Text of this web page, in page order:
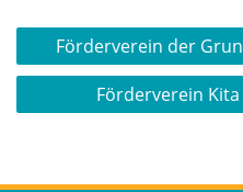
Beitragsnavigation
Förderverein der
Förderverein